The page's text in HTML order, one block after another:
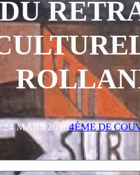
24 MARS 20184ÈME DE